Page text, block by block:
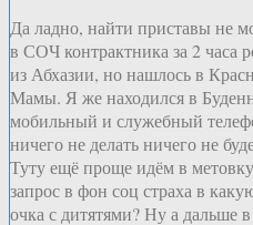
Да ладно, найти приставы не
в СОЧ контрактника за 2 часа
из Абхазии, но нашлось в
Мамы. Я же находился в
мобильный и служебный
ничего не делать ничего не
Туту ещё проще идём в
запрос в фон соц страха в
очка с дитятями? Ну а дальше